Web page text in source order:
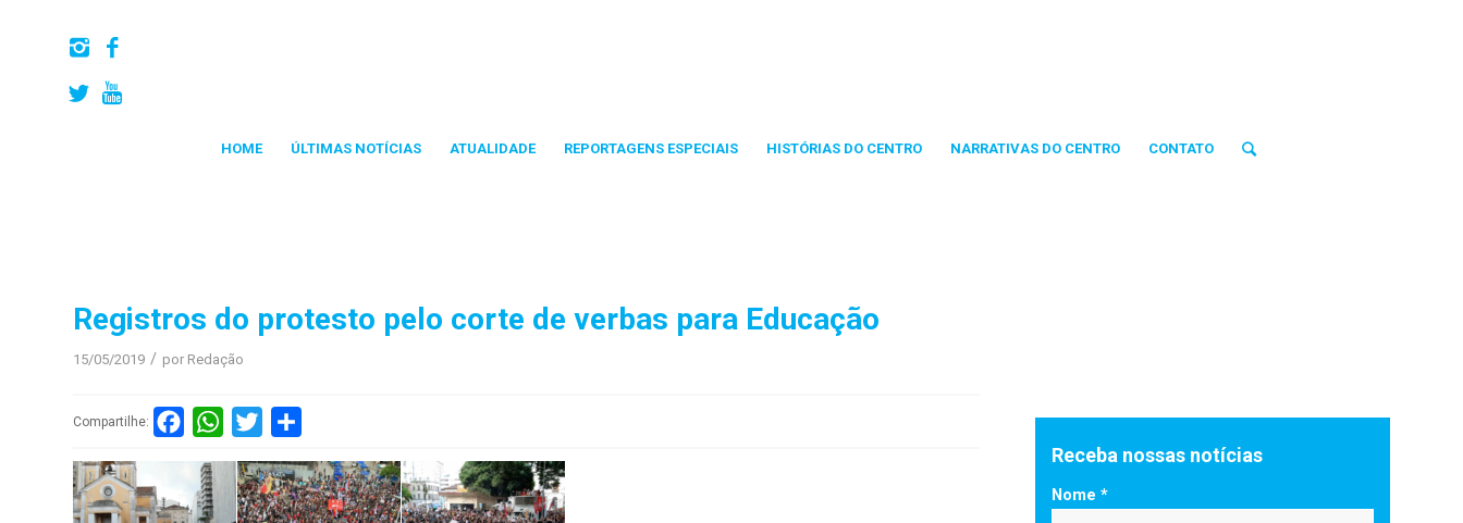
HOME ÚLTIMAS NOTÍCIAS ATUALIDADE REPORTAGENS ESPECIAIS HISTÓRIAS DO CENTRO NARRATIVAS DO CENTRO CONTATO
Registros do protesto pelo corte de verbas para Educação
15/05/2019 / por Redação
Compartilhe: FacebookWhatsApp
Twitter
Receba nossas notícias
Nome *